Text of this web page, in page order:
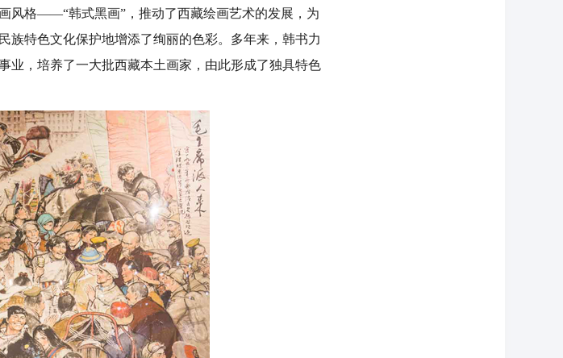
格——“韩式黑画”，推动了西藏绘画艺术的发展，为
族特色文化保护地增添了绚丽的色彩。多年来，韩书力
业，培养了一大批西藏本土画家，由此形成了独具特色